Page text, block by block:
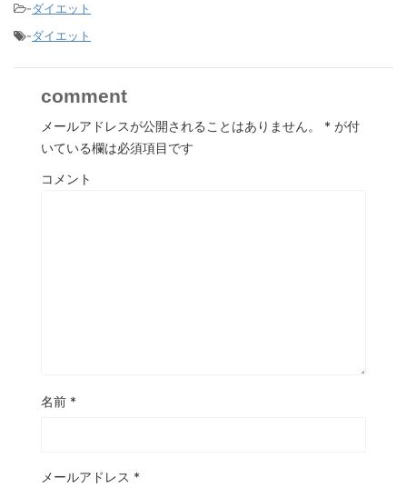
-ダイエット
-ダイエット
comment
メールアドレスが公開されることはありません。 * が付
いている欄は必須項目です
コメント
名前 *
メールアドレス *